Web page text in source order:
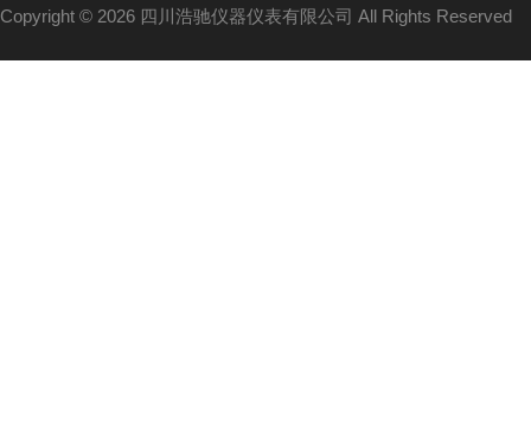
Copyright © 2026 四川浩驰仪器仪表有限公司 All Rights Reserved